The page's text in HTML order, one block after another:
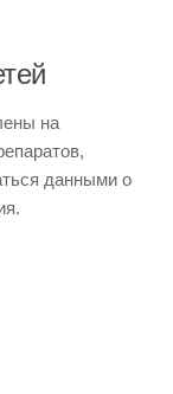
на
данными о